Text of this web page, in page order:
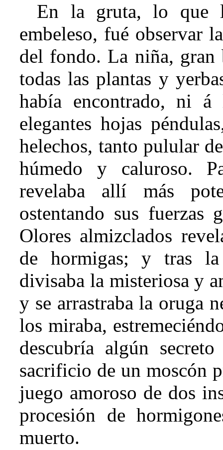
En la gruta, lo que
embeleso, fué observar
del fondo. La niña, gran
todas las plantas y
había encontrado, ni
elegantes hojas
helechos, tanto pulular
húmedo y caluroso.
revelaba allí más
ostentando sus fuerzas
Olores almizclados
de hormigas; y tras
divisaba la misteriosa y
y se arrastraba la oruga
los miraba,
descubría algún secreto
sacrificio de un moscón
juego amoroso de dos
procesión de
muerto.